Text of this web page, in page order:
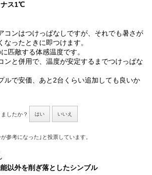
ナス1℃
コンはつけっぱなしですが、それでも暑さが
ったときに即つけます。
匹敵する体感温度です。
ンと併用で、温度が安定するまでつけっぱな
ルで安価、あと2台くらい追加しても良いか
したか？ はい いいえ
参考になった｣と投票しています。
以外を削ぎ落としたシンブル